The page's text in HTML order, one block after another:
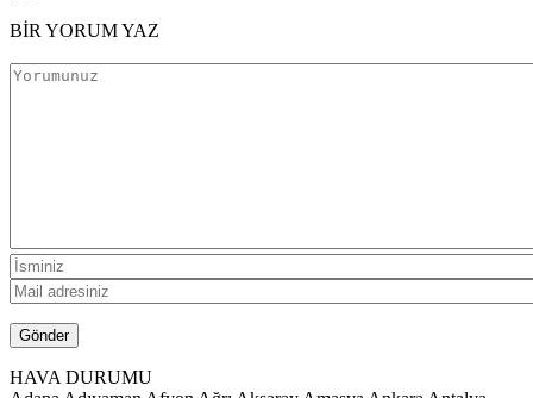
BİR YORUM YAZ
HAVA DURUMU